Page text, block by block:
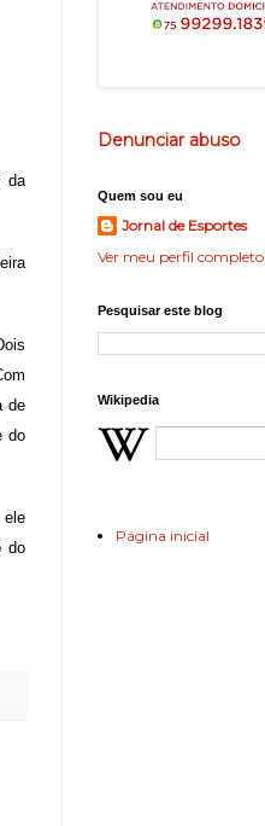
da
de
do
do
Denunciar abuso
Quem sou eu
Jornal de Esportes
Ver meu perfil completo
Pesquisar este blog
Wikipedia
Página inicial